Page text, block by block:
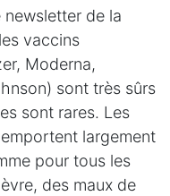
newsletter de la
vaccins
Moderna,
sont très sûrs
sont rares. Les
largement
pour tous les
des maux de